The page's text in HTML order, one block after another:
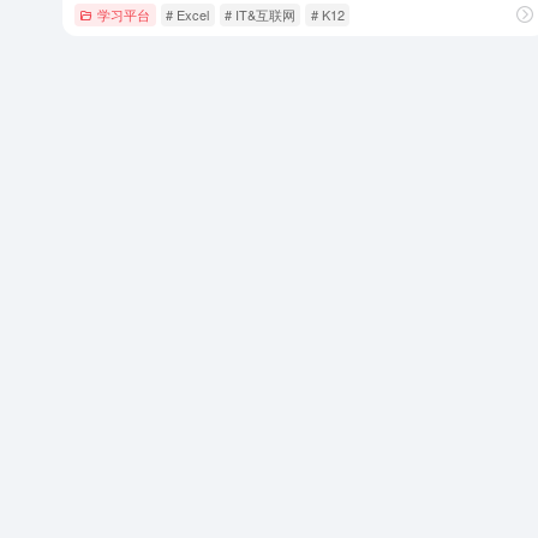
学习平台 # Excel # IT&互联网 # K12